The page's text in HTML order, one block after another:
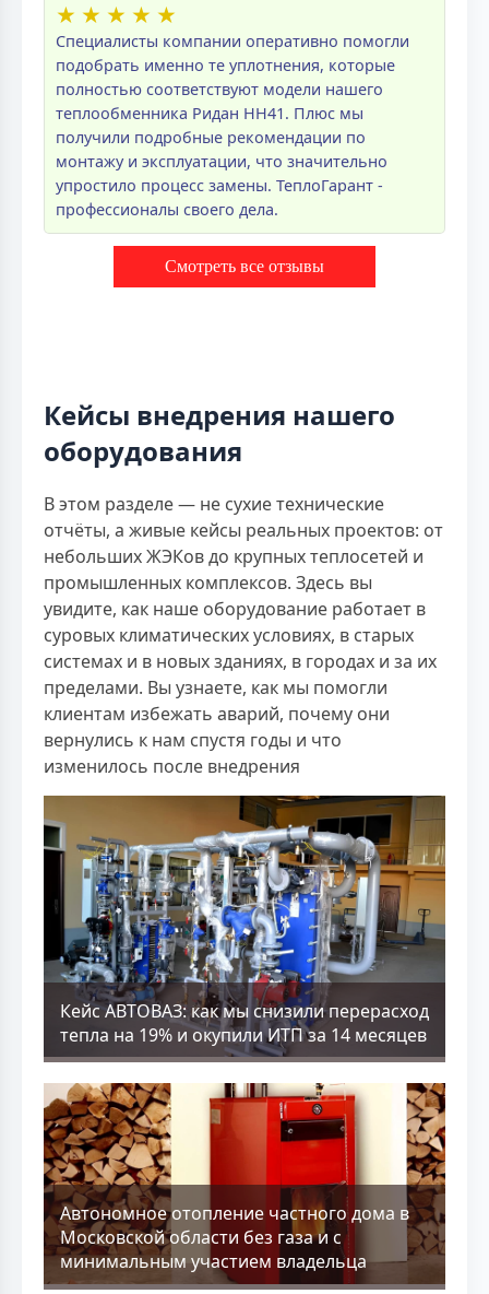
★ ★ ★ ★ ★
Специалисты компании оперативно помогли
подобрать именно те уплотнения, которые
полностью соответствуют модели нашего
теплообменника Ридан НН41. Плюс мы
получили подробные рекомендации по
монтажу и эксплуатации, что значительно
упростило процесс замены. ТеплоГарант -
профессионалы своего дела.
Смотреть все отзывы
Кейсы внедрения нашего
оборудования
В этом разделе — не сухие технические
отчёты, а живые кейсы реальных проектов: от
небольших ЖЭКов до крупных теплосетей и
промышленных комплексов. Здесь вы
увидите, как наше оборудование работает в
суровых климатических условиях, в старых
системах и в новых зданиях, в городах и за их
пределами. Вы узнаете, как мы помогли
клиентам избежать аварий, почему они
вернулись к нам спустя годы и что
изменилось после внедрения
Кейс АВТОВАЗ: как мы снизили перерасход
тепла на 19% и окупили ИТП за 14 месяцев
Aвтономное отопление частного дома в
Московской области без газа и с
минимальным участием владельца